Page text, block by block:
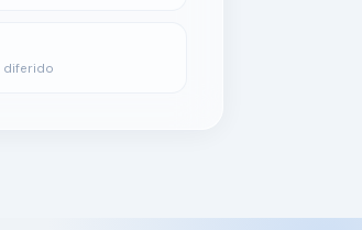
diferido